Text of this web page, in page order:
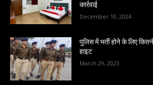
कार्रवाई
December 10, 2024
पुलिस में भर्ती होने के लिए
हाइट
March 29, 2025